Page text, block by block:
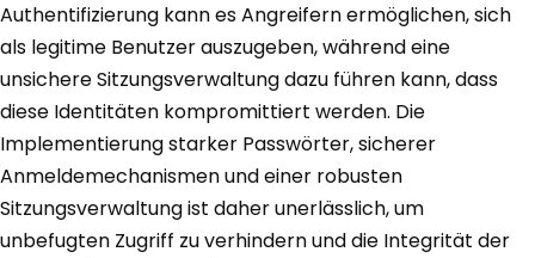
Authentifizierung kann es Angreifern ermöglichen, sich
als legitime Benutzer auszugeben, während eine
unsichere Sitzungsverwaltung dazu führen kann, dass
diese Identitäten kompromittiert werden. Die
Implementierung starker Passwörter, sicherer
Anmeldemechanismen und einer robusten
Sitzungsverwaltung ist daher unerlässlich, um
unbefugten Zugriff zu verhindern und die Integrität der